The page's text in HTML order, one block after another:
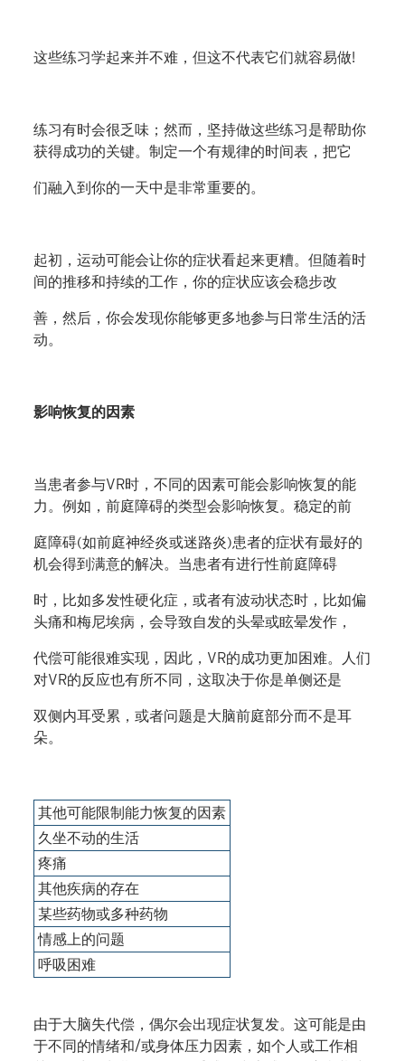
这些练习学起来并不难，但这不代表它们就容易做!
练习有时会很乏味；然而，坚持做这些练习是帮助你
获得成功的关键。制定一个有规律的时间表，把它
们融入到你的一天中是非常重要的。
起初，运动可能会让你的症状看起来更糟。但随着时
间的推移和持续的工作，你的症状应该会稳步改
善，然后，你会发现你能够更多地参与日常生活的活
动。
影响恢复的因素
当患者参与VR时，不同的因素可能会影响恢复的能
力。例如，前庭障碍的类型会影响恢复。稳定的前
庭障碍(如前庭神经炎或迷路炎)患者的症状有最好的
机会得到满意的解决。当患者有进行性前庭障碍
时，比如多发性硬化症，或者有波动状态时，比如偏
头痛和梅尼埃病，会导致自发的头晕或眩晕发作，
代偿可能很难实现，因此，VR的成功更加困难。人们
对VR的反应也有所不同，这取决于你是单侧还是
双侧内耳受累，或者问题是大脑前庭部分而不是耳
朵。
其他可能限制能力恢复的因素
久坐不动的生活
疼痛
其他疾病的存在
某些药物或多种药物
情感上的问题
呼吸困难
由于大脑失代偿，偶尔会出现症状复发。这可能是由
于不同的情绪和/或身体压力因素，如个人或工作相